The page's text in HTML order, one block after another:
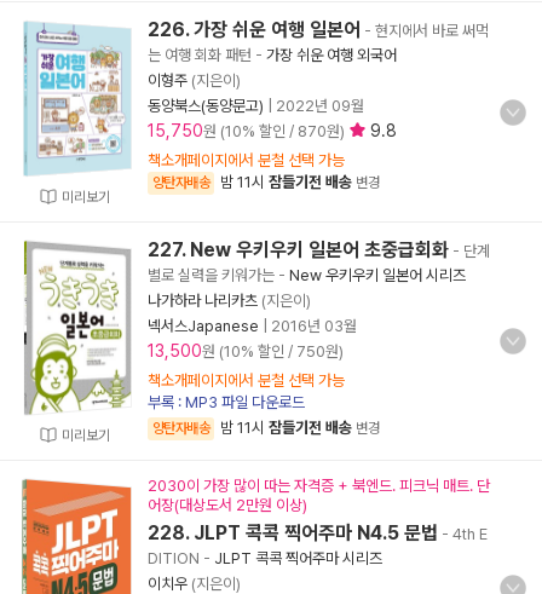
미리보기
226. 가장 쉬운 여행 일본어 - 현지에서 바로 써먹
는 여행 회화 패턴 - 가장 쉬운 여행 외국어
이형주 (지은이)
동양북스(동양문고)
2022년 09월
15,750원 (10% 할인 / 870원) 9.8
책소개페이지에서 분철 선택 가능
양탄자배송 밤 11시 잠들기전 배송 변경
미리보기
227. New 우키우키 일본어 초중급회화 - 단계
별로 실력을 키워가는 - New 우키우키 일본어 시리즈
나가하라 나리카츠 (지은이)
넥서스Japanese
2016년 03월
13,500원 (10% 할인 / 750원)
책소개페이지에서 분철 선택 가능
부록 : MP3 파일 다운로드
양탄자배송 밤 11시 잠들기전 배송 변경
2030이 가장 많이 따는 자격증 + 북엔드. 피크닉 매트. 단
어장(대상도서 2만원 이상)
228. JLPT 콕콕 찍어주마 N4.5 문법 - 4th E
DITION - JLPT 콕콕 찍어주마 시리즈
이치우 (지은이)